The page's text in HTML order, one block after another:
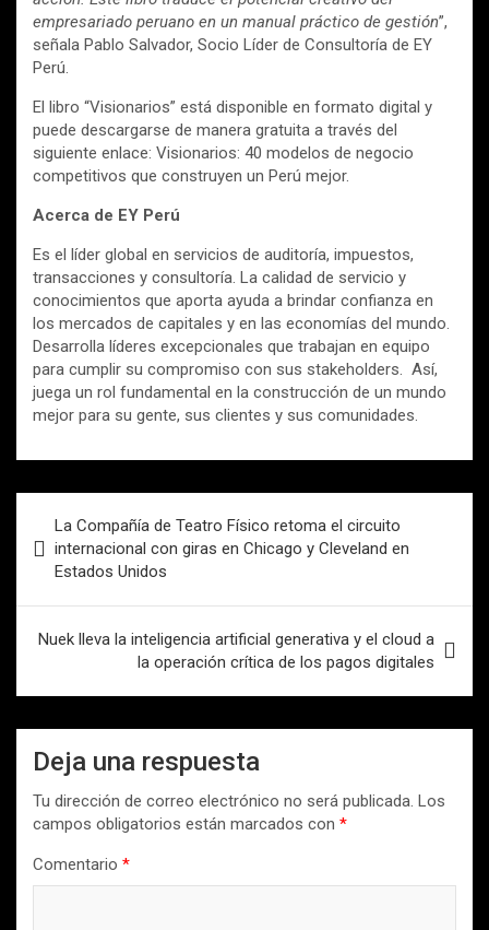
empresariado peruano en un manual práctico de gestión”,
señala Pablo Salvador, Socio Líder de Consultoría de EY
Perú.​
El libro “Visionarios” está disponible en formato digital y
puede descargarse de manera gratuita a través del
siguiente enlace: Visionarios: 40 modelos de negocio
competitivos que construyen un Perú mejor.
Acerca de EY Perú
Es el líder global en servicios de auditoría, impuestos,
transacciones y consultoría. La calidad de servicio y
conocimientos que aporta ayuda a brindar confianza en
los mercados de capitales y en las economías del mundo.
Desarrolla líderes excepcionales que trabajan en equipo
para cumplir su compromiso con sus stakeholders. Así,
juega un rol fundamental en la construcción de un mundo
mejor para su gente, sus clientes y sus comunidades.
de
entradas
La Compañía de Teatro Físico retoma el circuito
internacional con giras en Chicago y Cleveland en
Estados Unidos
Nuek lleva la inteligencia artificial generativa y el cloud a
la operación crítica de los pagos digitales
Deja una respuesta
Tu dirección de correo electrónico no será publicada. Los
campos obligatorios están marcados con *
Comentario *